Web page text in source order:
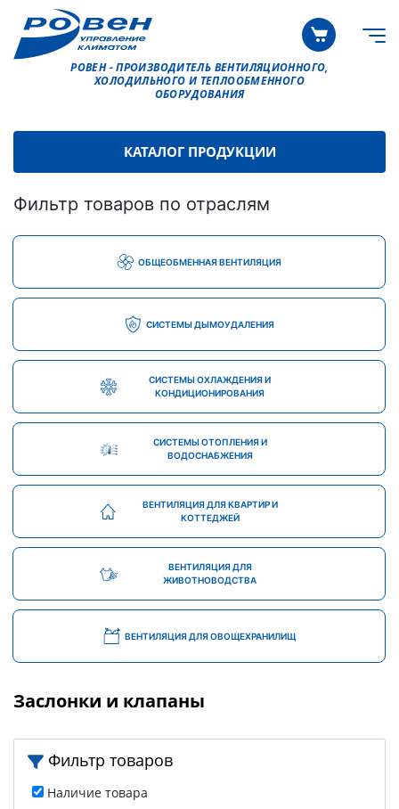
РОВЕН - ПРОИЗВОДИТЕЛЬ ВЕНТИЛЯЦИОННОГО,
ХОЛОДИЛЬНОГО И ТЕПЛООБМЕННОГО
ОБОРУДОВАНИЯ
КАТАЛОГ ПРОДУКЦИИ
Фильтр товаров по отраслям
ОБЩЕОБМЕННАЯ ВЕНТИЛЯЦИЯ
СИСТЕМЫ ДЫМОУДАЛЕНИЯ
СИСТЕМЫ ОХЛАЖДЕНИЯ И
КОНДИЦИОНИРОВАНИЯ
СИСТЕМЫ ОТОПЛЕНИЯ И
ВОДОСНАБЖЕНИЯ
ВЕНТИЛЯЦИЯ ДЛЯ КВАРТИР И
КОТТЕДЖЕЙ
ВЕНТИЛЯЦИЯ ДЛЯ
ЖИВОТНОВОДСТВА
ВЕНТИЛЯЦИЯ ДЛЯ ОВОЩЕХРАНИЛИЩ
Заслонки и клапаны
Фильтр товаров
Наличие товара